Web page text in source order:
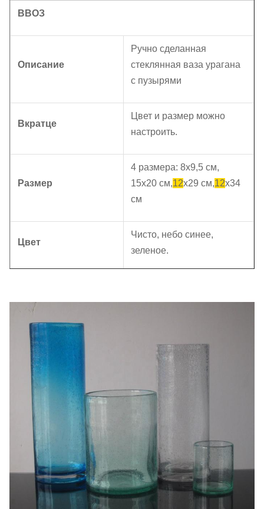
ВВОЗ
Описание
Ручно сделанная
стеклянная ваза урагана
с пузырями
Вкратце
Цвет и размер можно
настроить.
Размер
4 размера: 8х9,5 см,
15х20 см,12x29 см,12x34
см
Цвет
Чисто, небо синее,
зеленое.
Пакет
коробке, 6
коричневая коробка,
обычный сейф.
МОК
Продолжительность
Наша компания и фабрика прилагают большие
усилия к контролю качества. Мы